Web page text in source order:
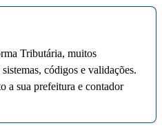
Tributária, muitos
códigos e validações.
a sua prefeitura e contador